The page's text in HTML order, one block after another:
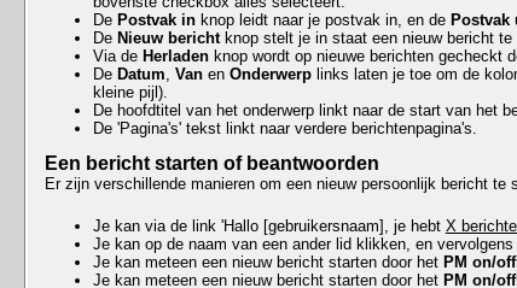
De Postvak inknop leidt naar je postvak in, en de Postvak
De Nieuw berichtknop stelt je in staat een nieuw bericht
Via de Herladenknop wordt op nieuwe berichten gecheckt
De Datum, Vanen Onderwerplinks laten je toe om de
kleine pijl).
De hoofdtitel van het onderwerp linkt naar de start van het
De 'Pagina's' tekst linkt naar verdere berichtenpagina's.
Een bericht starten of beantwoorden
Er zijn verschillende manieren om een nieuw persoonlijk bericht
Je kan via de link 'Hallo [gebruikersnaam], je hebt X
Je kan op de naam van een ander lid klikken, en vervolgens
Je kan meteen een nieuw bericht starten door het PM on/
Je kan meteen een nieuw bericht starten door het PM on/